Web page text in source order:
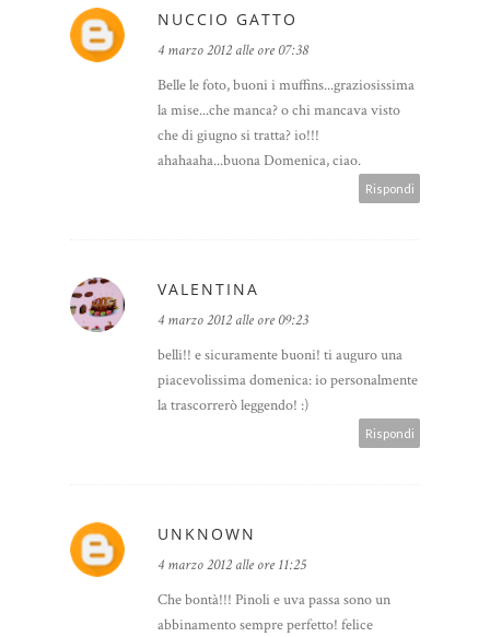
NUCCIO GATTO
4 marzo 2012 alle ore 07:38
Belle le foto, buoni i muffins...graziosissima
la mise...che manca? o chi mancava visto
che di giugno si tratta? io!!!
ahahaaha...buona Domenica, ciao.
Rispondi
VALENTINA
4 marzo 2012 alle ore 09:23
belli!! e sicuramente buoni! ti auguro una
piacevolissima domenica: io personalmente
la trascorrerò leggendo! :)
Rispondi
UNKNOWN
4 marzo 2012 alle ore 11:25
Che bontà!!! Pinoli e uva passa sono un
abbinamento sempre perfetto! felice